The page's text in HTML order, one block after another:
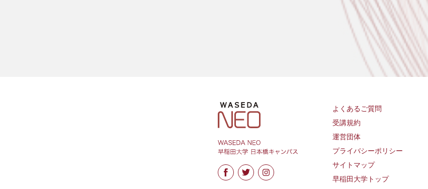
よくあるご質問
受講規約
運営団体
プライバシーポリシー
サイトマップ
早稲田大学トップ